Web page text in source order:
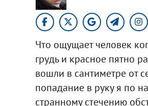
Что ощущает человек
грудь и красное пятно
вошли в сантиметре от
попадание в руку я по
странному стечению